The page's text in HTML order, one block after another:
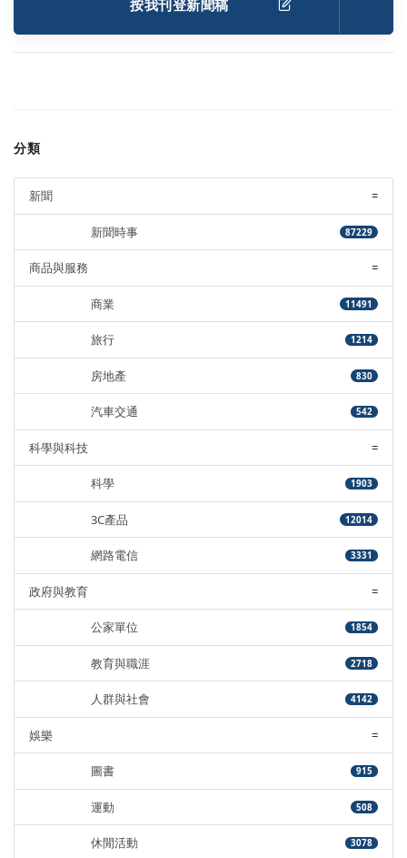
按我刊登新聞稿
分類
新聞 =
新聞時事 87229
商品與服務 =
商業 11491
旅行 1214
房地產 830
汽車交通 542
科學與科技 =
科學 1903
3C產品 12014
網路電信 3331
政府與教育 =
公家單位 1854
教育與職涯 2718
人群與社會 4142
娛樂 =
圖書 915
運動 508
休閒活動 3078